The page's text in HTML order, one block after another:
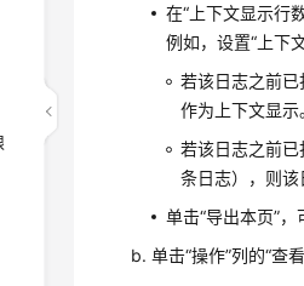
在“上下文显示行
例如，设置“上下
若该日志之前
作为上下文显示
若该日志之前
条日志），则
单击“导出本页”
单击“操作”列的“查